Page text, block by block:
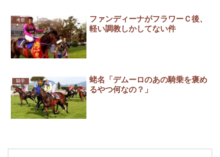
考察
ファンディーナがフラワーＣ後、
軽い調教しかしてない件
騎手
蛯名「デムーロのあの騎乗を褒め
るやつ何なの？」